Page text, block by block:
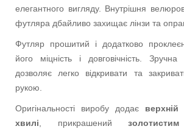
елегантного вигляду. Внутрішня
футляра дбайливо захищає лінзи та
Футляр прошитий і додатково
його міцність і довговічність. Зручна
дозволяє легко відкривати та
рукою.
Оригінальності виробу додає
хвилі, прикрашений